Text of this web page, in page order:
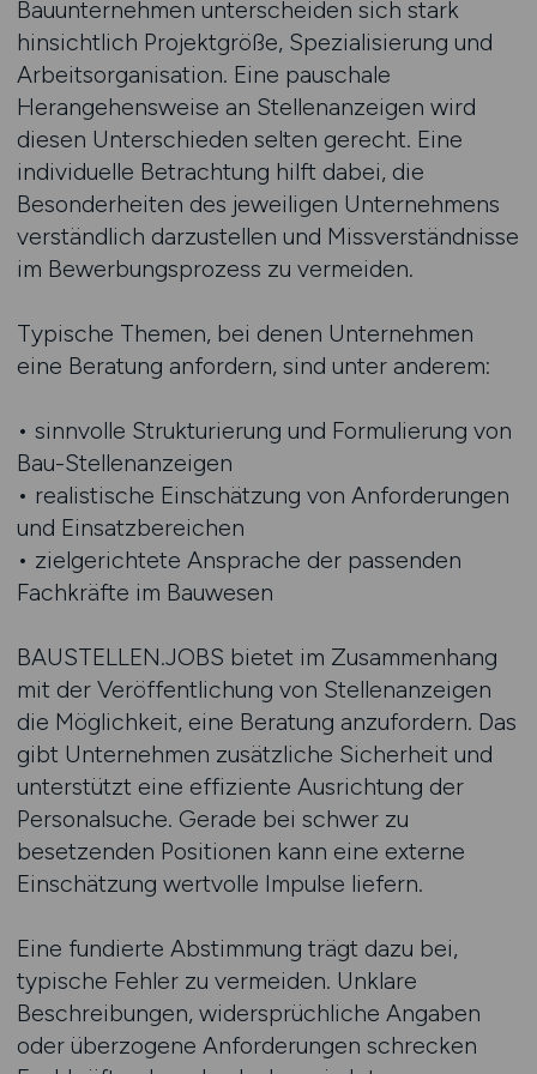
Bauunternehmen unterscheiden sich stark
hinsichtlich Projektgröße, Spezialisierung und
Arbeitsorganisation. Eine pauschale
Herangehensweise an Stellenanzeigen wird
diesen Unterschieden selten gerecht. Eine
individuelle Betrachtung hilft dabei, die
Besonderheiten des jeweiligen Unternehmens
verständlich darzustellen und Missverständnisse
im Bewerbungsprozess zu vermeiden.
Typische Themen, bei denen Unternehmen
eine Beratung anfordern, sind unter anderem:
• sinnvolle Strukturierung und Formulierung von
Bau-Stellenanzeigen
• realistische Einschätzung von Anforderungen
und Einsatzbereichen
• zielgerichtete Ansprache der passenden
Fachkräfte im Bauwesen
BAUSTELLEN.JOBS bietet im Zusammenhang
mit der Veröffentlichung von Stellenanzeigen
die Möglichkeit, eine Beratung anzufordern. Das
gibt Unternehmen zusätzliche Sicherheit und
unterstützt eine effiziente Ausrichtung der
Personalsuche. Gerade bei schwer zu
besetzenden Positionen kann eine externe
Einschätzung wertvolle Impulse liefern.
Eine fundierte Abstimmung trägt dazu bei,
typische Fehler zu vermeiden. Unklare
Beschreibungen, widersprüchliche Angaben
oder überzogene Anforderungen schrecken